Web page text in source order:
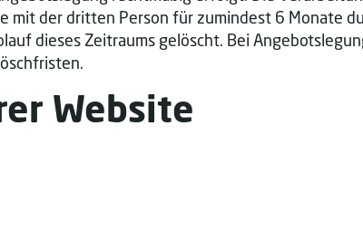
mit der dritten Person für zumindest 6 Monate
dieses Zeitraums gelöscht. Bei
Website